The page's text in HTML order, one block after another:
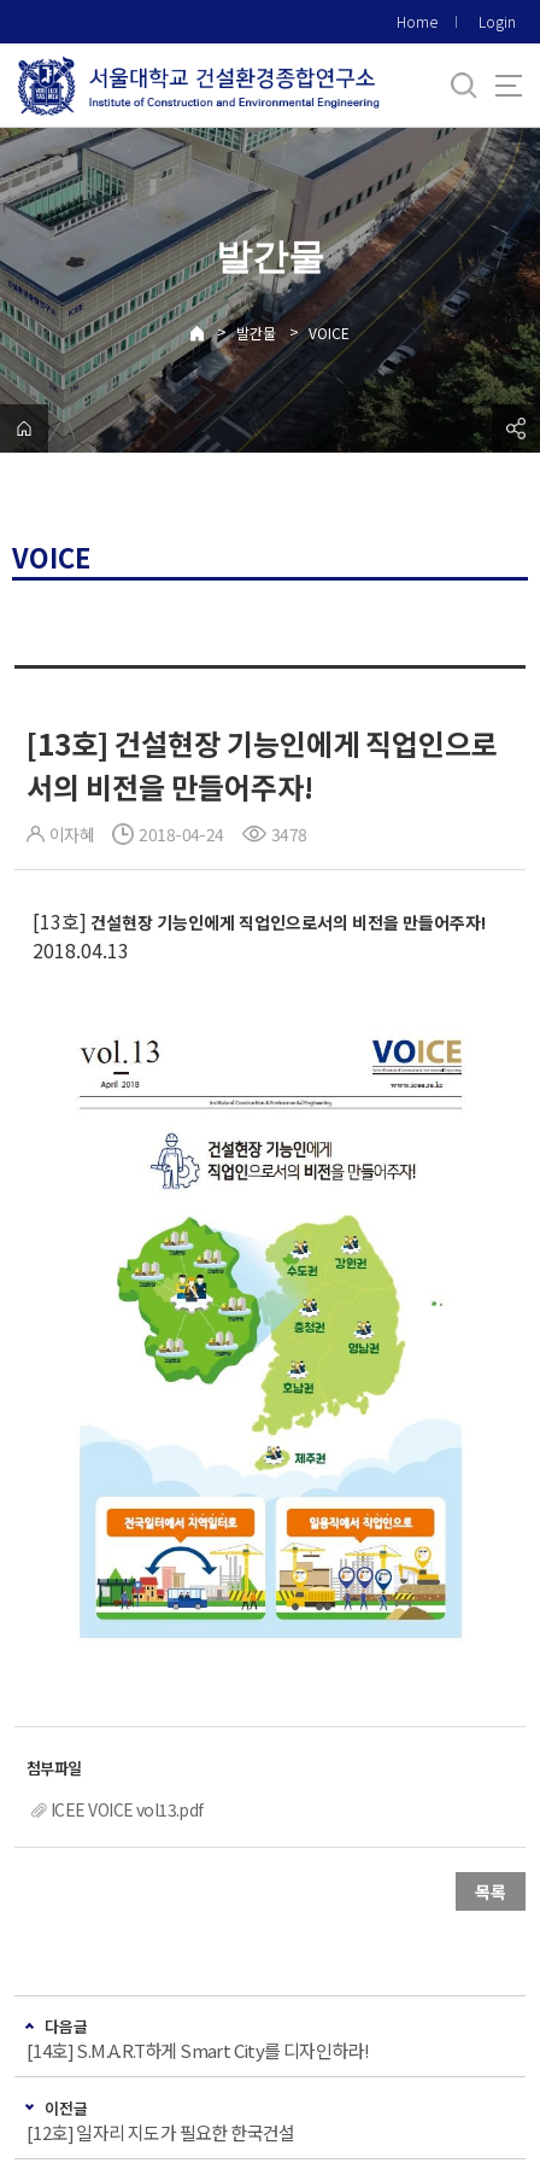
로
메
뉴
Home Login
발간물
> 발간물 > VOICE
VOICE
[13호] 건설현장 기능인에게 직업인으로
서의 비전을 만들어주자!
이자혜 2018-04-24 3478
[13호] 건설현장 기능인에게 직업인으로서의 비전을 만들어주자!
2018.04.13
ICEE VOICE vol13.pdf
목록
다음글
[14호] S.M.A.R.T하게 Smart City를 디자인하라!
이전글
[12호] 일자리 지도가 필요한 한국건설